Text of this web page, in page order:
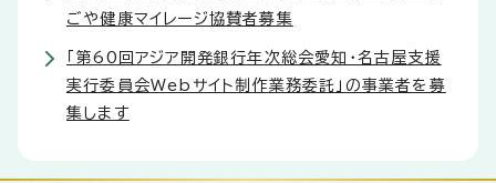
ごや健康マイレージ協賛者募集
「第60回アジア開発銀行年次総会愛知・名古屋支援
実行委員会Webサイト制作業務委託」の事業者を募
集します